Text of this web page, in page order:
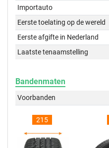
Importauto
Eerste toelating op de wereld
Eerste afgifte in Nederland
Laatste tenaamstelling
Bandenmaten
Voorbanden
215